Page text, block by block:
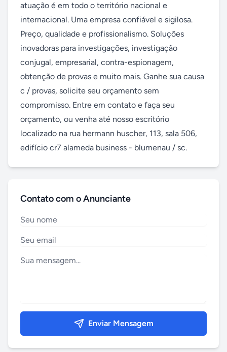
atuação é em todo o território nacional e
internacional. Uma empresa confiável e sigilosa.
Preço, qualidade e profissionalismo. Soluções
inovadoras para investigações, investigação
conjugal, empresarial, contra-espionagem,
obtenção de provas e muito mais. Ganhe sua causa
c / provas, solicite seu orçamento sem
compromisso. Entre em contato e faça seu
orçamento, ou venha até nosso escritório
localizado na rua hermann huscher, 113, sala 506,
edifício cr7 alameda business - blumenau / sc.
Contato com o Anunciante
Enviar Mensagem